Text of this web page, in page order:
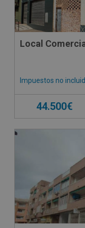
Local
Impuestos no
44.500€